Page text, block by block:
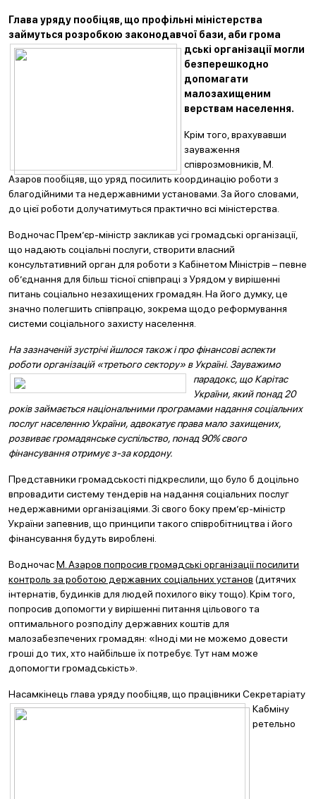
Глава уряду пообіцяв, що профільні міністерства
займуться розробкою законодавчої бази, аби грома
дські організації могли
безперешкодно
допомагати
малозахищеним
верствам населення.
Крім того, врахувавши
зауваження
співрозмовників, М.
Азаров пообіцяв, що уряд посилить координацію роботи з
благодійними та недержавними установами. За його словами,
до цієї роботи долучатимуться практично всі міністерства.
Водночас Прем’єр-міністр закликав усі громадські організації,
що надають соціальні послуги, створити власний
консультативний орган для роботи з Кабінетом Міністрів – певне
об’єднання для більш тісної співпраці з Урядом у вирішенні
питань соціально незахищених громадян. На його думку, це
значно полегшить співпрацю, зокрема щодо реформування
системи соціального захисту населення.
На зазначеній зустрічі йшлося також і про фінансові аспекти
роботи організацій «третього сектору» в Україні. Зауважимо
парадокс, що Карітас
України, який понад 20
років займається національними програмами надання соціальних
послуг населенню України, адвокатує права мало захищених,
розвиває громадянське суспільство, понад 90% свого
фінансування отримує з-за кордону.
Представники громадськості підкреслили, що було б доцільно
впровадити систему тендерів на надання соціальних послуг
недержавними організаціями. Зі свого боку прем’єр-міністр
України запевнив, що принципи такого співробітництва і його
фінансування будуть вироблені.
ВодночасМ. Азаров попросив громадські організації посилити
контроль за роботою державних соціальних установ (дитячих
інтернатів, будинків для людей похилого віку тощо). Крім того,
попросив допомогти у вирішенні питання цільового та
оптимального розподілу державних коштів для
малозабезпечених громадян: «Іноді ми не можемо довести
гроші до тих, хто найбільше їх потребує. Тут нам може
допомогти громадськість».
Насамкінець глава уряду пообіцяв, що працівники Секретаріату
Кабміну
ретельно